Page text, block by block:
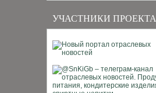
УЧАСТНИКИ ПРОЕКТА